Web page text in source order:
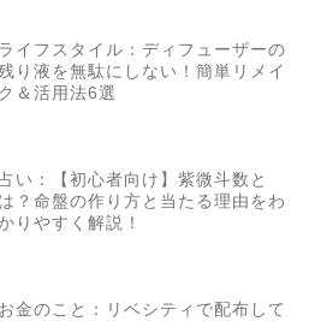
ライフスタイル：ディフューザーの
り液を無駄にしない！簡単リメイ
ク＆活用法6選
い：【初心者向け】紫微斗数と
は？命盤の作り方と当たる理由をわ
りやすく解説！
お金のこと：リベシティで配布して